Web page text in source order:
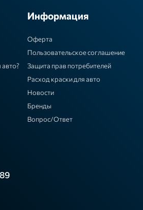
авто?
Информация
Оферта
Пользовательское соглашение
Защита прав потребителей
Расход краски для авто
Новости
Бренды
Вопрос/Ответ